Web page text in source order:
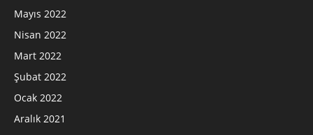
Mayıs 2022
Nisan 2022
Mart 2022
Şubat 2022
Ocak 2022
Aralık 2021